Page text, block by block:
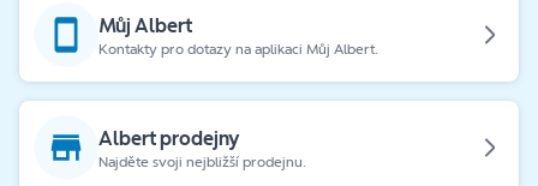
Můj Albert
Kontakty pro dotazy na aplikaci Můj Albert.
Albert prodejny
Najděte svoji nejbližší prodejnu.